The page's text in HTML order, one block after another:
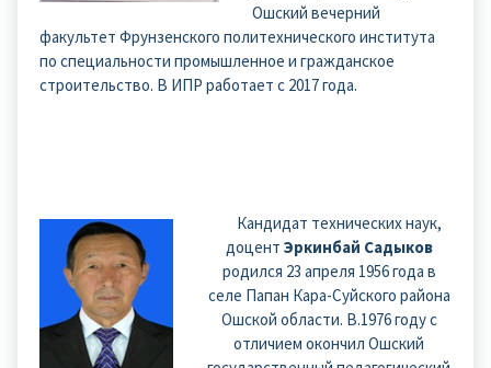
Ошский вечерний
факультет Фрунзенского политехнического института
по специальности промышленное и гражданское
строительство. В ИПР работает с 2017 года.
Кандидат технических наук,
доцент Эркинбай Садыков
родился 23 апреля 1956 года в
селе Папан Кара-Суйского района
Ошской области. В.1976 году с
отличием окончил Ошский